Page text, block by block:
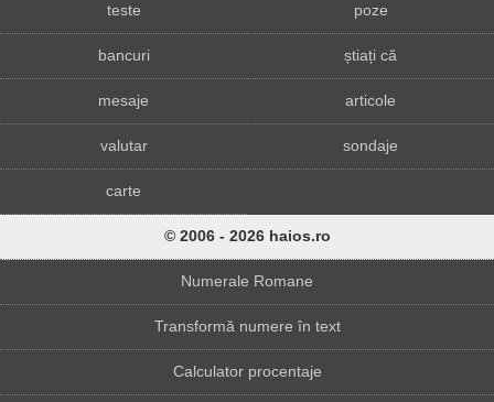
teste poze
bancuri știați că
mesaje articole
valutar sondaje
carte
© 2006 - 2026 haios.ro
Numerale Romane
Transformă numere în text
Calculator procentaje